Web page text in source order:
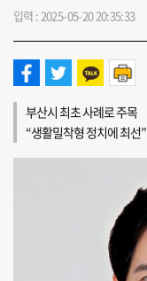
입력 : 2025-05-20 20:35:33
부산시 최초 사례로 주목
“생활밀착형 정치에 최선”